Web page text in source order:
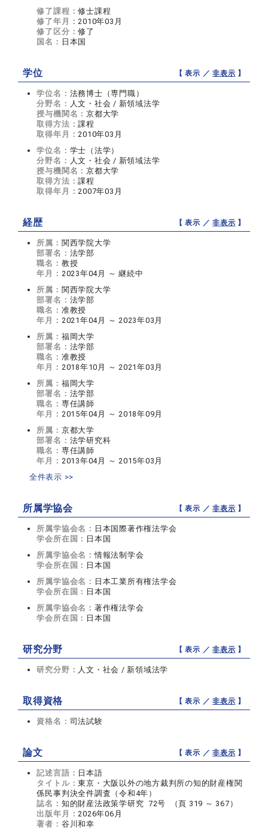
修了課程：修士課程
修了年月：2010年03月
修了区分：修了
国名： 日本国
学位 【 表示 ／非表示 】
学位名： 法務博士（専門職）
分野名： 人文・社会 / 新領域法学
授与機関名：京都大学
取得方法：課程
取得年月：2010年03月
学位名： 学士（法学）
分野名： 人文・社会 / 新領域法学
授与機関名：京都大学
取得方法：課程
取得年月：2007年03月
経歴 【 表示 ／非表示 】
所属： 関西学院大学
部署名： 法学部
職名： 教授
年月： 2023年04月 ～ 継続中
所属： 関西学院大学
部署名： 法学部
職名： 准教授
年月： 2021年04月 ～ 2023年03月
所属： 福岡大学
部署名： 法学部
職名： 准教授
年月： 2018年10月 ～ 2021年03月
所属： 福岡大学
部署名： 法学部
職名： 専任講師
年月： 2015年04月 ～ 2018年09月
所属： 京都大学
部署名： 法学研究科
職名： 専任講師
年月： 2013年04月 ～ 2015年03月
全件表示 >>
所属学協会 【 表示 ／非表示 】
所属学協会名： 日本国際著作権法学会
学会所在国： 日本国
所属学協会名：情報法制学会
学会所在国： 日本国
所属学協会名： 日本工業所有権法学会
学会所在国： 日本国
所属学協会名： 著作権法学会
学会所在国： 日本国
研究分野 【 表示 ／非表示 】
研究分野： 人文・社会 / 新領域法学
取得資格 【 表示 ／非表示 】
資格名： 司法試験
論文 【 表示 ／非表示 】
記述言語： 日本語
タイトル：東京・大阪以外の地方裁判所の知的財産権関
係民事判決全件調査（令和4年）
誌名： 知的財産法政策学研究 72号 （頁 319 ～ 367）
出版年月：2026年06月
著者： 谷川和幸